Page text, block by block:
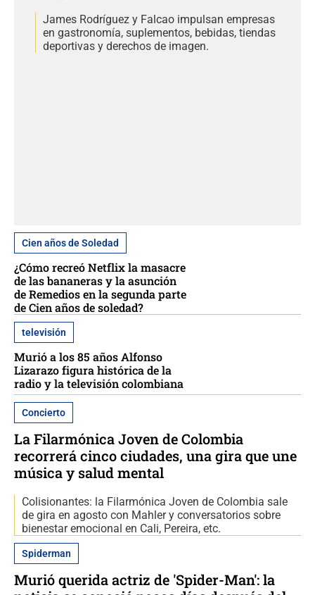
James Rodríguez y Falcao impulsan empresas
en gastronomía, suplementos, bebidas, tiendas
deportivas y derechos de imagen.
Cien años de Soledad
¿Cómo recreó Netflix la masacre
de las bananeras y la asunción
de Remedios en la segunda parte
de Cien años de soledad?
televisión
Murió a los 85 años Alfonso
Lizarazo figura histórica de la
radio y la televisión colombiana
Concierto
La Filarmónica Joven de Colombia
recorrerá cinco ciudades, una gira que une
música y salud mental
Colisionantes: la Filarmónica Joven de Colombia sale
de gira en agosto con Mahler y conversatorios sobre
bienestar emocional en Cali, Pereira, etc.
Spiderman
Murió querida actriz de 'Spider-Man': la